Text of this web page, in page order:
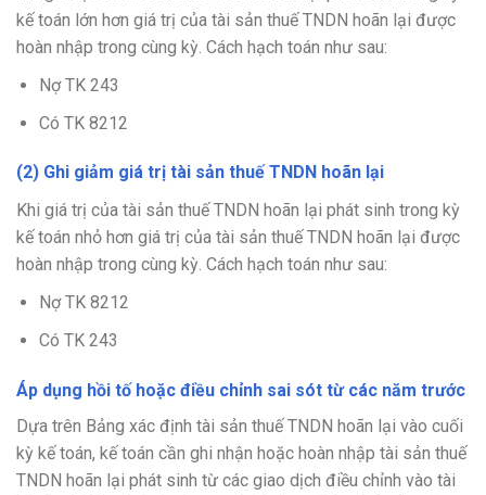
kế toán lớn hơn giá trị của tài sản thuế TNDN hoãn lại được
hoàn nhập trong cùng kỳ. Cách hạch toán như sau:
Nợ TK 243
Có TK 8212
(2) Ghi giảm giá trị tài sản thuế TNDN hoãn lại
Khi giá trị của tài sản thuế TNDN hoãn lại phát sinh trong kỳ
kế toán nhỏ hơn giá trị của tài sản thuế TNDN hoãn lại được
hoàn nhập trong cùng kỳ. Cách hạch toán như sau:
Nợ TK 8212
Có TK 243
Áp dụng hồi tố hoặc điều chỉnh sai sót từ các năm trước
Dựa trên Bảng xác định tài sản thuế TNDN hoãn lại vào cuối
kỳ kế toán, kế toán cần ghi nhận hoặc hoàn nhập tài sản thuế
TNDN hoãn lại phát sinh từ các giao dịch điều chỉnh vào tài